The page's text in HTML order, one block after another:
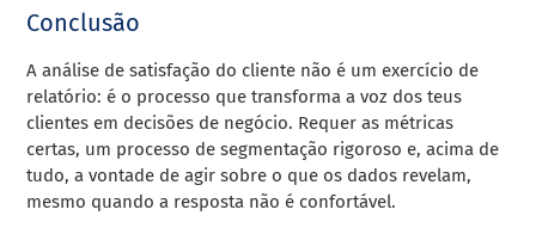
Conclusão
A análise de satisfação do cliente não é um exercício de
relatório: é o processo que transforma a voz dos teus
clientes em decisões de negócio. Requer as métricas
certas, um processo de segmentação rigoroso e, acima de
tudo, a vontade de agir sobre o que os dados revelam,
mesmo quando a resposta não é confortável.